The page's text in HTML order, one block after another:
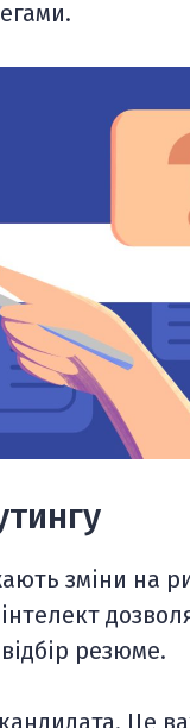
зміни на
резюме.
Це